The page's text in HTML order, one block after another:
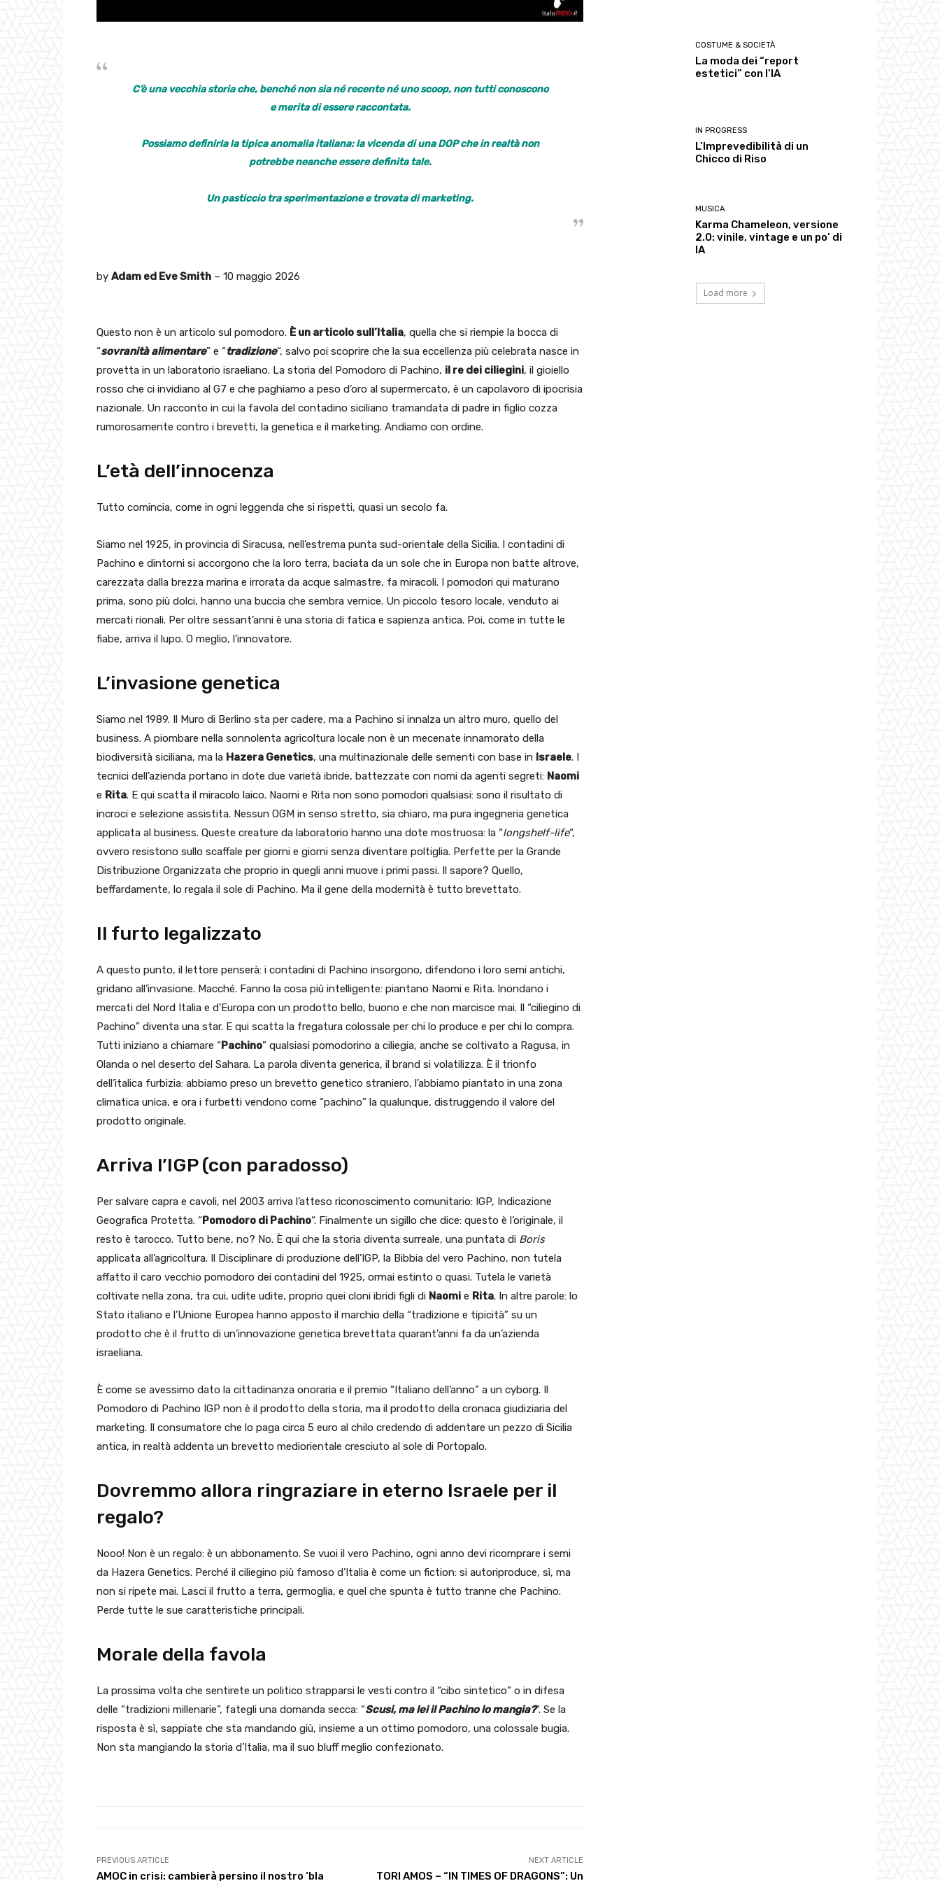
C’è una vecchia storia che, benché non sia né recente né uno scoop, non tutti conoscono
e merita di essere raccontata.
Possiamo definirla la tipica anomalia italiana: la vicenda di una DOP che in realtà non
potrebbe neanche essere definita tale.
Un pasticcio tra sperimentazione e trovata di marketing.
by Adam ed Eve Smith – 10 maggio 2026
Questo non è un articolo sul pomodoro. È un articolo sull’Italia, quella che si riempie la bocca di
“sovranità alimentare” e “tradizione“, salvo poi scoprire che la sua eccellenza più celebrata nasce in
provetta in un laboratorio israeliano. La storia del Pomodoro di Pachino, il re dei ciliegini, il gioiello
rosso che ci invidiano al G7 e che paghiamo a peso d’oro al supermercato, è un capolavoro di ipocrisia
nazionale. Un racconto in cui la favola del contadino siciliano tramandata di padre in figlio cozza
rumorosamente contro i brevetti, la genetica e il marketing. Andiamo con ordine.
L’età dell’innocenza
Tutto comincia, come in ogni leggenda che si rispetti, quasi un secolo fa.
Siamo nel 1925, in provincia di Siracusa, nell’estrema punta sud-orientale della Sicilia. I contadini di
Pachino e dintorni si accorgono che la loro terra, baciata da un sole che in Europa non batte altrove,
carezzata dalla brezza marina e irrorata da acque salmastre, fa miracoli. I pomodori qui maturano
prima, sono più dolci, hanno una buccia che sembra vernice. Un piccolo tesoro locale, venduto ai
mercati rionali. Per oltre sessant’anni è una storia di fatica e sapienza antica. Poi, come in tutte le
fiabe, arriva il lupo. O meglio, l’innovatore.
L’invasione genetica
Siamo nel 1989. Il Muro di Berlino sta per cadere, ma a Pachino si innalza un altro muro, quello del
business. A piombare nella sonnolenta agricoltura locale non è un mecenate innamorato della
biodiversità siciliana, ma la Hazera Genetics, una multinazionale delle sementi con base in Israele. I
tecnici dell’azienda portano in dote due varietà ibride, battezzate con nomi da agenti segreti: Naomi
e Rita. E qui scatta il miracolo laico. Naomi e Rita non sono pomodori qualsiasi: sono il risultato di
incroci e selezione assistita. Nessun OGM in senso stretto, sia chiaro, ma pura ingegneria genetica
applicata al business. Queste creature da laboratorio hanno una dote mostruosa: la “longshelf-life“,
ovvero resistono sullo scaffale per giorni e giorni senza diventare poltiglia. Perfette per la Grande
Distribuzione Organizzata che proprio in quegli anni muove i primi passi. Il sapore? Quello,
beffardamente, lo regala il sole di Pachino. Ma il gene della modernità è tutto brevettato.
Il furto legalizzato
A questo punto, il lettore penserà: i contadini di Pachino insorgono, difendono i loro semi antichi,
gridano all’invasione. Macché. Fanno la cosa più intelligente: piantano Naomi e Rita. Inondano i
mercati del Nord Italia e d’Europa con un prodotto bello, buono e che non marcisce mai. Il “ciliegino di
Pachino” diventa una star. E qui scatta la fregatura colossale per chi lo produce e per chi lo compra.
Tutti iniziano a chiamare “Pachino” qualsiasi pomodorino a ciliegia, anche se coltivato a Ragusa, in
Olanda o nel deserto del Sahara. La parola diventa generica, il brand si volatilizza. È il trionfo
dell’italica furbizia: abbiamo preso un brevetto genetico straniero, l’abbiamo piantato in una zona
climatica unica, e ora i furbetti vendono come “pachino” la qualunque, distruggendo il valore del
prodotto originale.
Arriva l’IGP (con paradosso)
Per salvare capra e cavoli, nel 2003 arriva l’atteso riconoscimento comunitario: IGP, Indicazione
Geografica Protetta. “Pomodoro di Pachino“. Finalmente un sigillo che dice: questo è l’originale, il
resto è tarocco. Tutto bene, no? No. È qui che la storia diventa surreale, una puntata di Boris
applicata all’agricoltura. Il Disciplinare di produzione dell’IGP, la Bibbia del vero Pachino, non tutela
affatto il caro vecchio pomodoro dei contadini del 1925, ormai estinto o quasi. Tutela le varietà
coltivate nella zona, tra cui, udite udite, proprio quei cloni ibridi figli di Naomi e Rita. In altre parole: lo
Stato italiano e l’Unione Europea hanno apposto il marchio della “tradizione e tipicità” su un
prodotto che è il frutto di un’innovazione genetica brevettata quarant’anni fa da un’azienda
israeliana.
È come se avessimo dato la cittadinanza onoraria e il premio “Italiano dell’anno” a un cyborg. Il
Pomodoro di Pachino IGP non è il prodotto della storia, ma il prodotto della cronaca giudiziaria del
marketing. Il consumatore che lo paga circa 5 euro al chilo credendo di addentare un pezzo di Sicilia
antica, in realtà addenta un brevetto mediorientale cresciuto al sole di Portopalo.
Dovremmo allora ringraziare in eterno Israele per il
regalo?
Nooo! Non è un regalo: è un abbonamento. Se vuoi il vero Pachino, ogni anno devi ricomprare i semi
da Hazera Genetics. Perché il ciliegino più famoso d’Italia è come un fiction: si autoriproduce, sì, ma
non si ripete mai. Lasci il frutto a terra, germoglia, e quel che spunta è tutto tranne che Pachino.
Perde tutte le sue caratteristiche principali.
Morale della favola
La prossima volta che sentirete un politico strapparsi le vesti contro il “cibo sintetico” o in difesa
delle “tradizioni millenarie”, fategli una domanda secca: “Scusi, ma lei il Pachino lo mangia?“. Se la
risposta è sì, sappiate che sta mandando giù, insieme a un ottimo pomodoro, una colossale bugia.
Non sta mangiando la storia d’Italia, ma il suo bluff meglio confezionato.
PREVIOUS ARTICLE
AMOC in crisi: cambierà persino il nostro ‘bla
NEXT ARTICLE
TORI AMOS – “IN TIMES OF DRAGONS”: Un
COSTUME & SOCIETÀ
La moda dei “report
estetici” con l’IA
IN PROGRESS
L’Imprevedibilità di un
Chicco di Riso
MUSICA
Karma Chameleon, versione
2.0: vinile, vintage e un po’ di
IA
Load more